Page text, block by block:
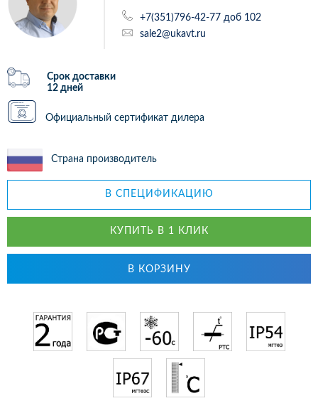
+7(351)796-42-77 доб 102
sale2@ukavt.ru
Срок доставки
12 дней
Официальный сертификат дилера
Страна производитель
В СПЕЦИФИКАЦИЮ
КУПИТЬ В 1 КЛИК
В КОРЗИНУ